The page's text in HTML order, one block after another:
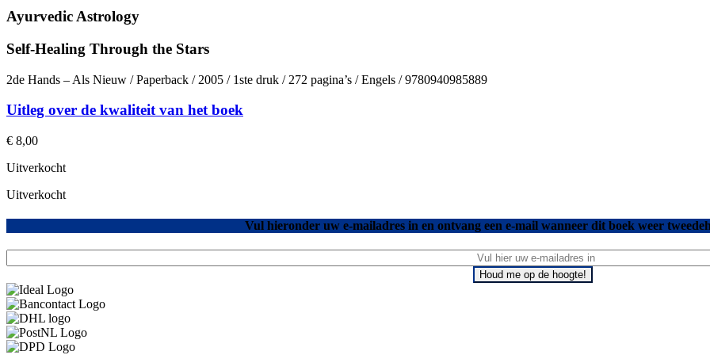
Ayurvedic Astrology
Self-Healing Through the Stars
2de Hands – Als Nieuw / Paperback / 2005 / 1ste druk / 272 pagina’s / Engels / 9780940985889
Uitleg over de kwaliteit van het boek
€ 8,00
Uitverkocht
Uitverkocht
Vul hieronder uw e-mailadres in en ontvang een e-mail wanneer dit boek weer
Houd me op de hoogte!